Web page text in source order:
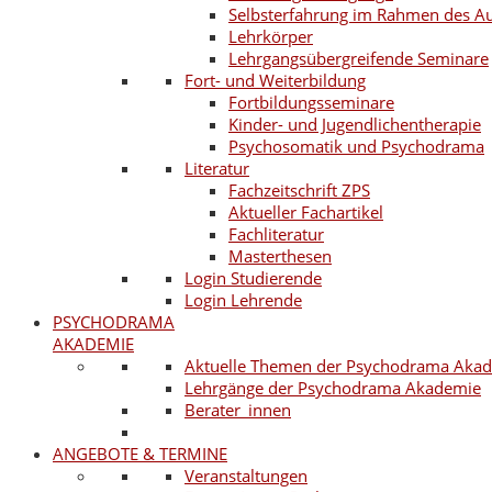
Selbsterfahrung im Rahmen des
Lehrkörper
Lehrgangsübergreifende Seminare
Fort- und Weiterbildung
Fortbildungsseminare
Kinder- und Jugendlichentherapie
Psychosomatik und Psychodrama
Literatur
Fachzeitschrift ZPS
Aktueller Fachartikel
Fachliteratur
Masterthesen
Login Studierende
Login Lehrende
PSYCHODRAMA
AKADEMIE
Aktuelle Themen der Psychodrama
Lehrgänge der Psychodrama Akademie
Berater_innen
ANGEBOTE & TERMINE
Veranstaltungen